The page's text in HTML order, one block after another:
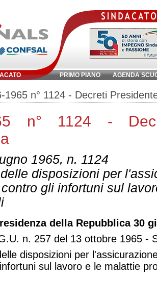
PRIMO PIANO AGENDA
Inserisci parola chiave:
1965 n° 1124 - Decreti
n° 1124 -
1965, n. 1124
disposizioni per
gli infortuni sul
della Repubblica 30
n. 257 del 13 ottobre 1965 -
disposizioni per
infortuni sul lavoro e le malattie